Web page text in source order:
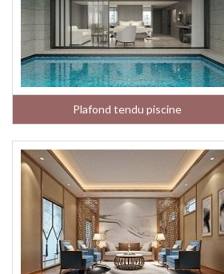
Plafond tendu piscine